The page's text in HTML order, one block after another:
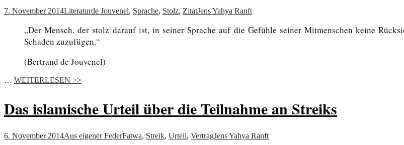
7. November 2014Literaturde Jouvenel, Sprache, Stolz, ZitatJens Yahya Ranft
„Der Mensch, der stolz darauf ist, in seiner Sprache auf die Gefühle seiner Mitmenschen keine
Schaden zuzufügen.“
(Bertrand de Jouvenel)
… WEITERLESEN >>
Das islamische Urteil über die Teilnahme an Streiks
6. November 2014Aus eigener FederFatwa, Streik, Urteil, VertragJens Yahya Ranft